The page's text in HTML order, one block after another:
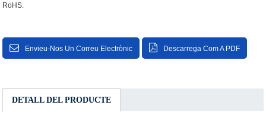
RoHS.
Envieu-Nos Un Correu Electrònic Descarrega Com A PDF
DETALL DEL PRODUCTE